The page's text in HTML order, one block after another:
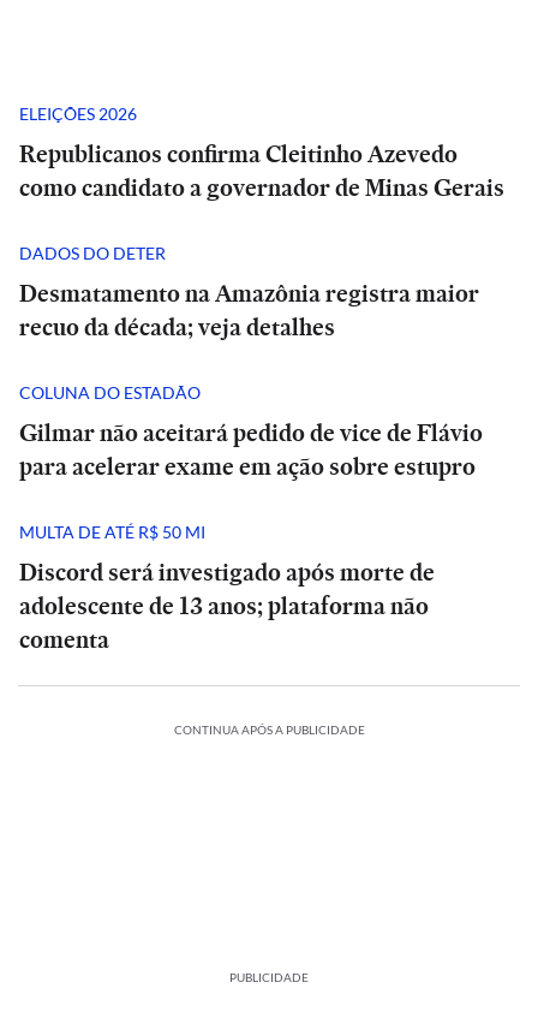
ELEIÇÕES 2026
Republicanos confirma Cleitinho Azevedo
como candidato a governador de Minas Gerais
DADOS DO DETER
Desmatamento na Amazônia registra maior
recuo da década; veja detalhes
COLUNA DO ESTADÃO
Gilmar não aceitará pedido de vice de Flávio
para acelerar exame em ação sobre estupro
MULTA DE ATÉ R$ 50 MI
Discord será investigado após morte de
adolescente de 13 anos; plataforma não
comenta
CONTINUA APÓS A PUBLICIDADE
PUBLICIDADE